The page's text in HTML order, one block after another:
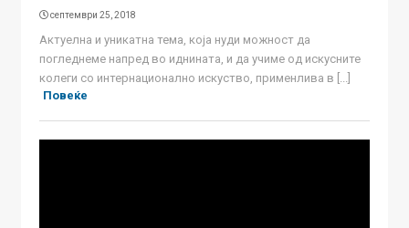
септември 25, 2018
Aктуелна и уникатна тема, која нуди можност да
погледнеме напред во иднината, и да учиме од искусните
колеги со интернационално искуство, применлива в [...]
Повеќе